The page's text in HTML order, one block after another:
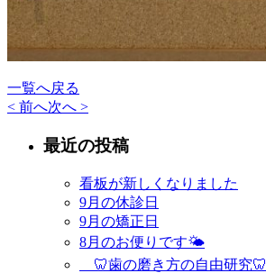
一覧へ戻る
< 前へ次へ >
最近の投稿
看板が新しくなりました
9月の休診日
9月の矯正日
8月のお便りです🌤
🦷歯の磨き方の自由研究🦷